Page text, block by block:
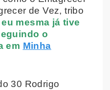
de Vez, tribo
eu mesma já tive
o
em Minha
30 Rodrigo